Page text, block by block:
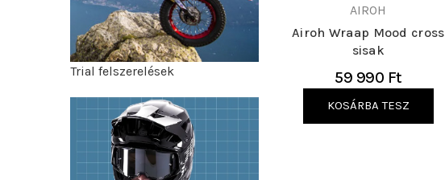
Trial felszerelések
AIROH
Airoh Wraap Mood cross
sisak
59 990 Ft
KOSÁRBA TESZ